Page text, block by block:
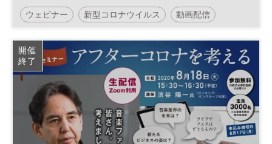
ウェビナー 新型コロナウイルス 動画配信
参加型オンラインセミナー アフターコロナ IoT
スマートシティ 街づくり
開催
終了